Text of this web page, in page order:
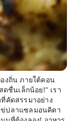
งถิ่น ภายใต้คอน
ดชื่นเล็กน้อย!" เรา
คัดสรรมาอย่าง
ข่ปลาแซลมอนคิตา